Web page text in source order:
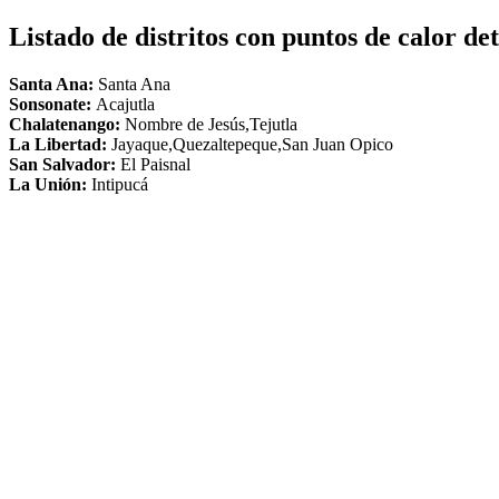
Listado de distritos con puntos de calor
Santa Ana: Santa Ana
Sonsonate: Acajutla
Chalatenango: Nombre de Jesús,Tejutla
La Libertad: Jayaque,Quezaltepeque,San Juan Opico
San Salvador: El Paisnal
La Unión: Intipucá